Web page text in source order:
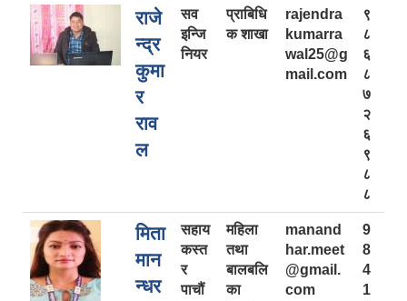
राजे
न्द्र
कुमा
र
राव
ल
सव
इन्जि
नियर
प्राबिधि
क शाखा
rajendra
kumarra
wal25@g
mail.com
९
८
६
८
७
२
६
९
८
८
मिता
मान
न्धर
सहाय
कस्त
र
पाचौं
महिला
तथा
बालबलि
का
manand
har.meet
@gmail.
com
9
8
4
1